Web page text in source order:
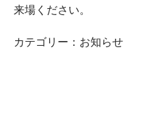
来場ください。
カテゴリー： お知らせ